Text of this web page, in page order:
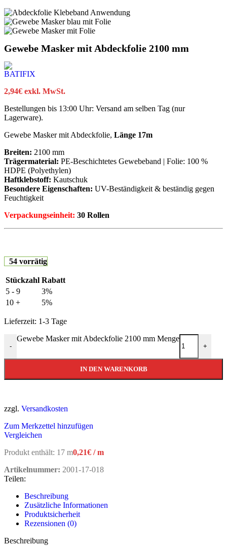
Gewebe Masker mit Abdeckfolie 2100 mm
2,94€ exkl. MwSt.
Bestellungen bis 13:00 Uhr: Versand am selben Tag (nur
Lagerware).
Gewebe Masker mit Abdeckfolie, Länge 17m
Breiten: 2100 mm
Trägermaterial: PE-Beschichtetes Gewebeband | Folie: 100 %
HDPE (Polyethylen)
Haftklebstoff: Kautschuk
Besondere Eigenschaften: UV-Beständigkeit & beständig gegen
Feuchtigkeit
Verpackungseinheit: 30 Rollen
54 vorrätig
Stückzahl Rabatt
5 - 9
3%
10 +
5%
Lieferzeit: 1-3 Tage
-
Gewebe Masker mit Abdeckfolie 2100 mm Menge
+
IN DEN WARENKORB
zzgl. Versandkosten
Zum Merkzettel hinzufügen
Vergleichen
Produkt enthält: 17 m0,21€ /m
Artikelnummer: 2001-17-018
Teilen:
Beschreibung
Zusätzliche Informationen
Produktsicherheit
Rezensionen (0)
Beschreibung